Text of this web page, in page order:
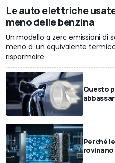
Le auto elettriche
meno delle benzina
Un modello a zero emissioni di
meno di un equivalente
risparmaire
Questo
Perché
rovinano